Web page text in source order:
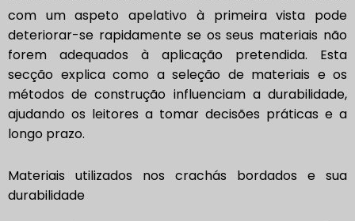
com um aspeto apelativo à primeira vista pode
deteriorar-se rapidamente se os seus materiais não
forem adequados à aplicação pretendida. Esta
secção explica como a seleção de materiais e os
métodos de construção influenciam a durabilidade,
ajudando os leitores a tomar decisões práticas e a
longo prazo.
Materiais utilizados nos crachás bordados e sua
durabilidade